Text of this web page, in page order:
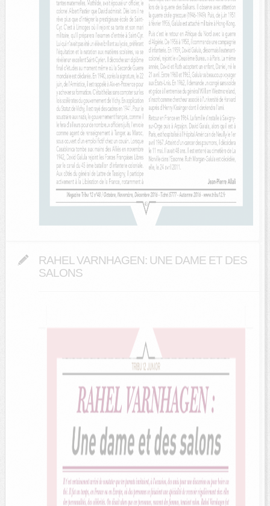
RAHEL VARNHAGEN: UNE DAME ET DES
SALONS